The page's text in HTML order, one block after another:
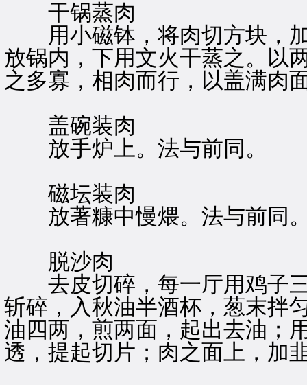
干锅蒸肉
用小磁钵，将肉切方块，加
放锅内，下用文火干蒸之。以
之多寡，相肉而行，以盖满肉
盖碗装肉
放手炉上。法与前同。
磁坛装肉
放著糠中慢煨。法与前同
脱沙肉
去皮切碎，每一厅用鸡子三
斩碎，入秋油半酒杯，葱末拌
油四两，煎两面，起出去油；
透，提起切片；肉之面上，加